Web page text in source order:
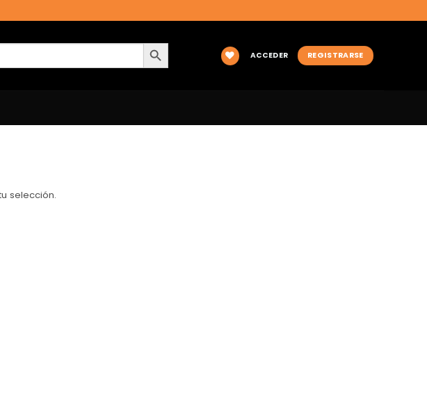
BOTÓN DE BÚSQUEDA
ACCEDER
REGISTRARSE
selección.